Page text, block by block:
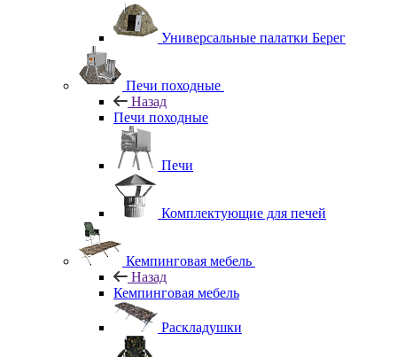
Универсальные палатки Берег
Печи походные
Назад
Печи походные
Печи
Комплектующие для печей
Кемпинговая мебель
Назад
Кемпинговая мебель
Раскладушки